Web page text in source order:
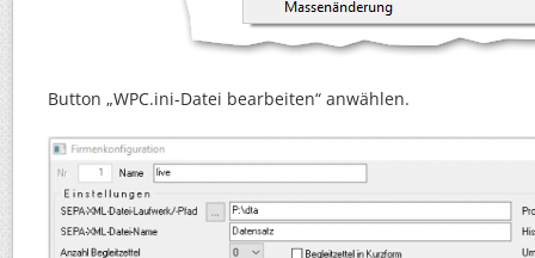
Button „WPC.ini-Datei bearbeiten“ anwählen.